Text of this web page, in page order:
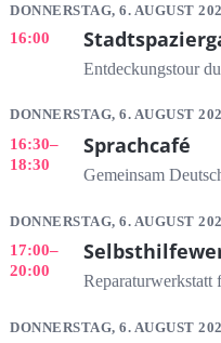
DONNERSTAG, 6. AUGUST
16:00
Entdeckungstour
DONNERSTAG, 6. AUGUST
16:30–
18:30
Sprachcafé
Gemeinsam
DONNERSTAG, 6. AUGUST
17:00–
20:00
Reparaturwerkstatt
DONNERSTAG, 6. AUGUST